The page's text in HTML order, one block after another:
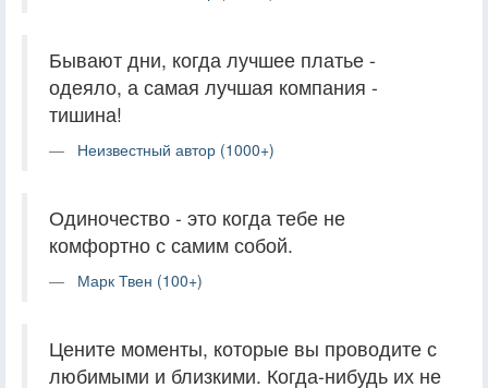
Бывают дни, когда лучшее платье -
одеяло, а самая лучшая компания -
тишина!
Неизвестный автор (1000+)
Одиночество - это когда тебе не
комфортно с самим собой.
Марк Твен (100+)
Цените моменты, которые вы проводите с
любимыми и близкими. Когда-нибудь их не